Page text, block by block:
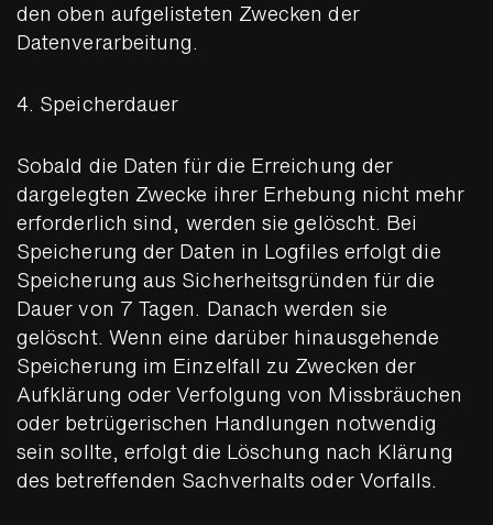
den oben aufgelisteten Zwecken der
Datenverarbeitung.
4. Speicherdauer
Sobald die Daten für die Erreichung der
dargelegten Zwecke ihrer Erhebung nicht mehr
erforderlich sind, werden sie gelöscht. Bei
Speicherung der Daten in Logfiles erfolgt die
Speicherung aus Sicherheitsgründen für die
Dauer von 7 Tagen. Danach werden sie
gelöscht. Wenn eine darüber hinausgehende
Speicherung im Einzelfall zu Zwecken der
Aufklärung oder Verfolgung von Missbräuchen
oder betrügerischen Handlungen notwendig
sein sollte, erfolgt die Löschung nach Klärung
des betreffenden Sachverhalts oder Vorfalls.